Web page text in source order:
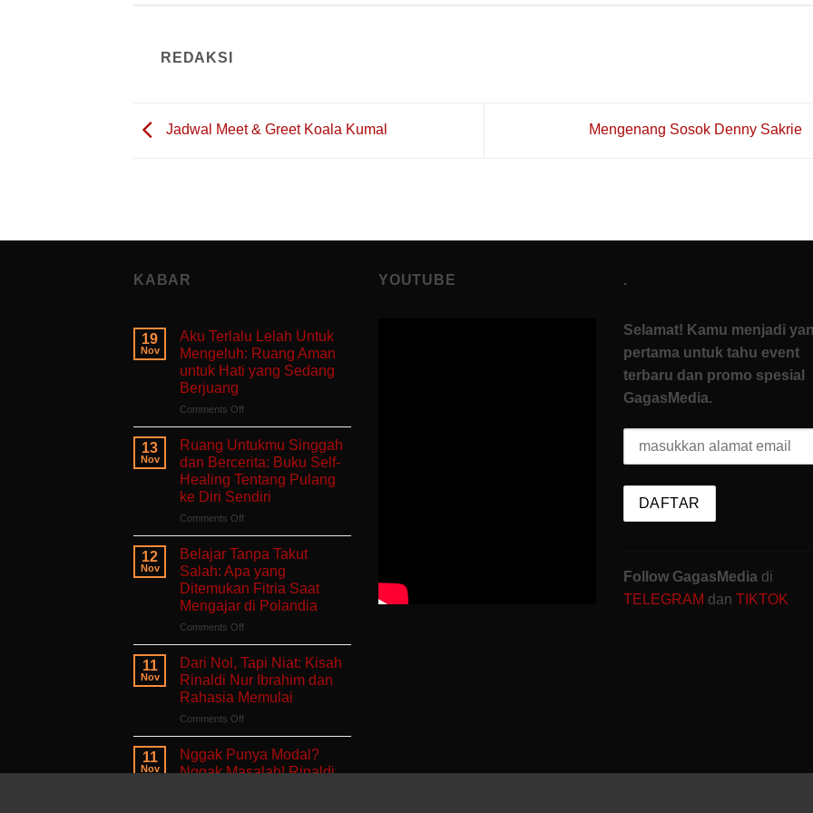
REDAKSI
Jadwal Meet & Greet Koala Kumal Mengenang Sosok Denny Sakrie
KABAR
19
Nov
Aku Terlalu Lelah Untuk
Mengeluh: Ruang Aman
untuk Hati yang Sedang
Berjuang
Comments Offon
Terlalu
Lelah
Untuk
Mengeluh:
Ruang
Aman
yang
Sedang
Berjuang
13
Nov
Ruang Untukmu Singgah
dan Bercerita: Buku Self-
Healing Tentang Pulang
ke Diri Sendiri
Comments Offon
Untukmu
Singgah
dan
Bercerita:
Buku
Self-
Tentang
Pulang
ke
Diri
Sendiri
12
Nov
Belajar Tanpa Takut
Salah: Apa yang
Ditemukan Fitria Saat
Mengajar di Polandia
Comments Offon
Tanpa
Takut
Salah:
Apa
yang
Ditemukan
Fitria
Saat
11
Nov
Dari Nol, Tapi Niat: Kisah
Rinaldi Nur Ibrahim dan
Rahasia Memulai
Comments Offon
Tapi
11
Nov
Nggak Punya Modal?
Nggak Masalah! Rinaldi
YOUTUBE .
Selamat! Kamu menjadi
pertama untuk tahu event
terbaru dan promo spesial
GagasMedia.
Follow GagasMedia di
TELEGRAM dan TIKTOK